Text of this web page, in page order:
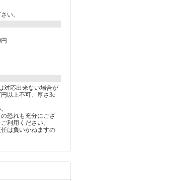
い。
対応出来ない場合が
以上不可、厚さ3c
恐れも充分にござ
利用ください。
は負いかねますの